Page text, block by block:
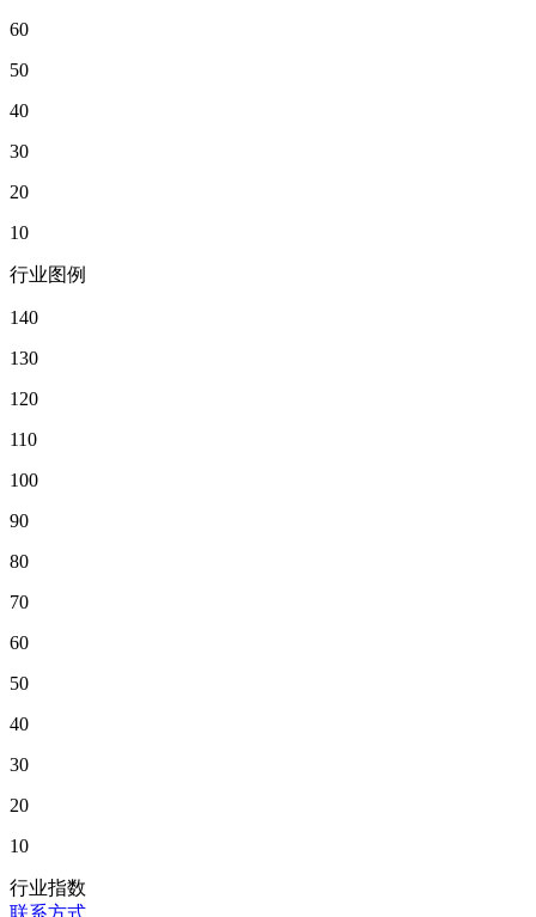
60
50
40
30
20
10
行业图例
140
130
120
110
100
90
80
70
60
50
40
30
20
10
行业指数
联系方式